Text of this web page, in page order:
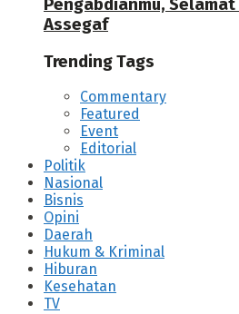
Pengabdianmu,
Assegaf
Trending Tags
Commentary
Featured
Event
Editorial
Politik
Nasional
Bisnis
Opini
Daerah
Hukum & Kriminal
Hiburan
Kesehatan
TV